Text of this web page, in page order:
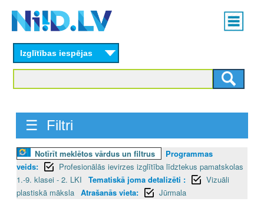
content
Main
menu
Izglītības iespējas
☰ Filtri
Notīrīt meklētos vārdus un filtrus
Programmas
veids:
Profesionālās ievirzes izglītība līdztekus pamatskolas
1.-9. klasei - 2. LKI
Tematiskā joma detalizēti :
Vizuāli
plastiskā māksla Atrašanās vieta: Jūrmala